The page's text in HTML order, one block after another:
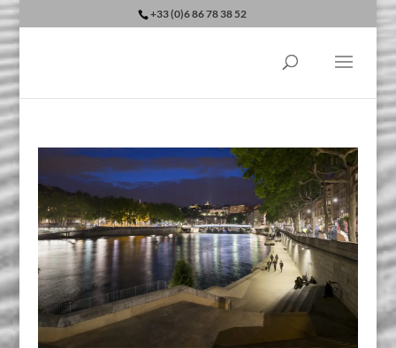
+33 (0)6 86 78 38 52